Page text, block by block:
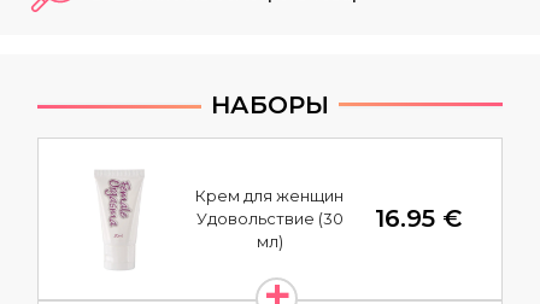
НАБОРЫ
Крем для женщин
Удовольствие (30
мл)
16.95 €